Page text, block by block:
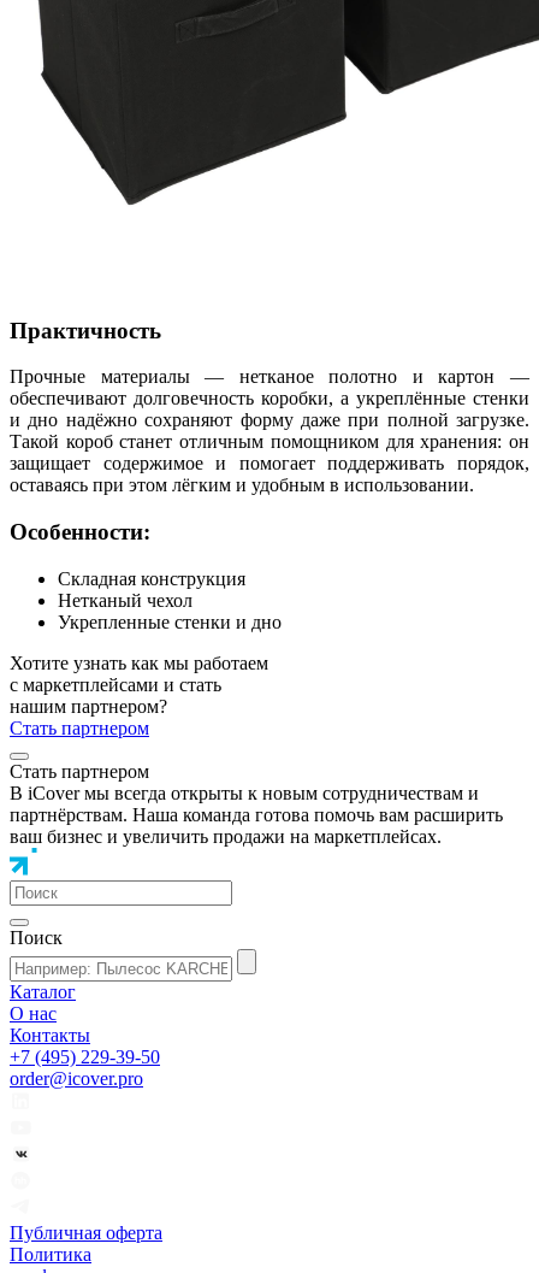
Практичность
Прочные материалы — нетканое полотно и картон —
обеспечивают долговечность коробки, а укреплённые стенки
и дно надёжно сохраняют форму даже при полной загрузке.
Такой короб станет отличным помощником для хранения: он
защищает содержимое и помогает поддерживать порядок,
оставаясь при этом лёгким и удобным в использовании.
Особенности:
Складная конструкция
Нетканый чехол
Укрепленные стенки и дно
Хотите узнать как мы работаем
с маркетплейсами и стать
нашим партнером?
Стать партнером
Стать партнером
В iCover мы всегда открыты к новым сотрудничествам и
партнёрствам. Наша команда готова помочь вам расширить
ваш бизнес и увеличить продажи на маркетплейсах.
Поиск
Каталог
О нас
Контакты
+7 (495) 229-39-50
order@icover.pro
Публичная оферта
Политика